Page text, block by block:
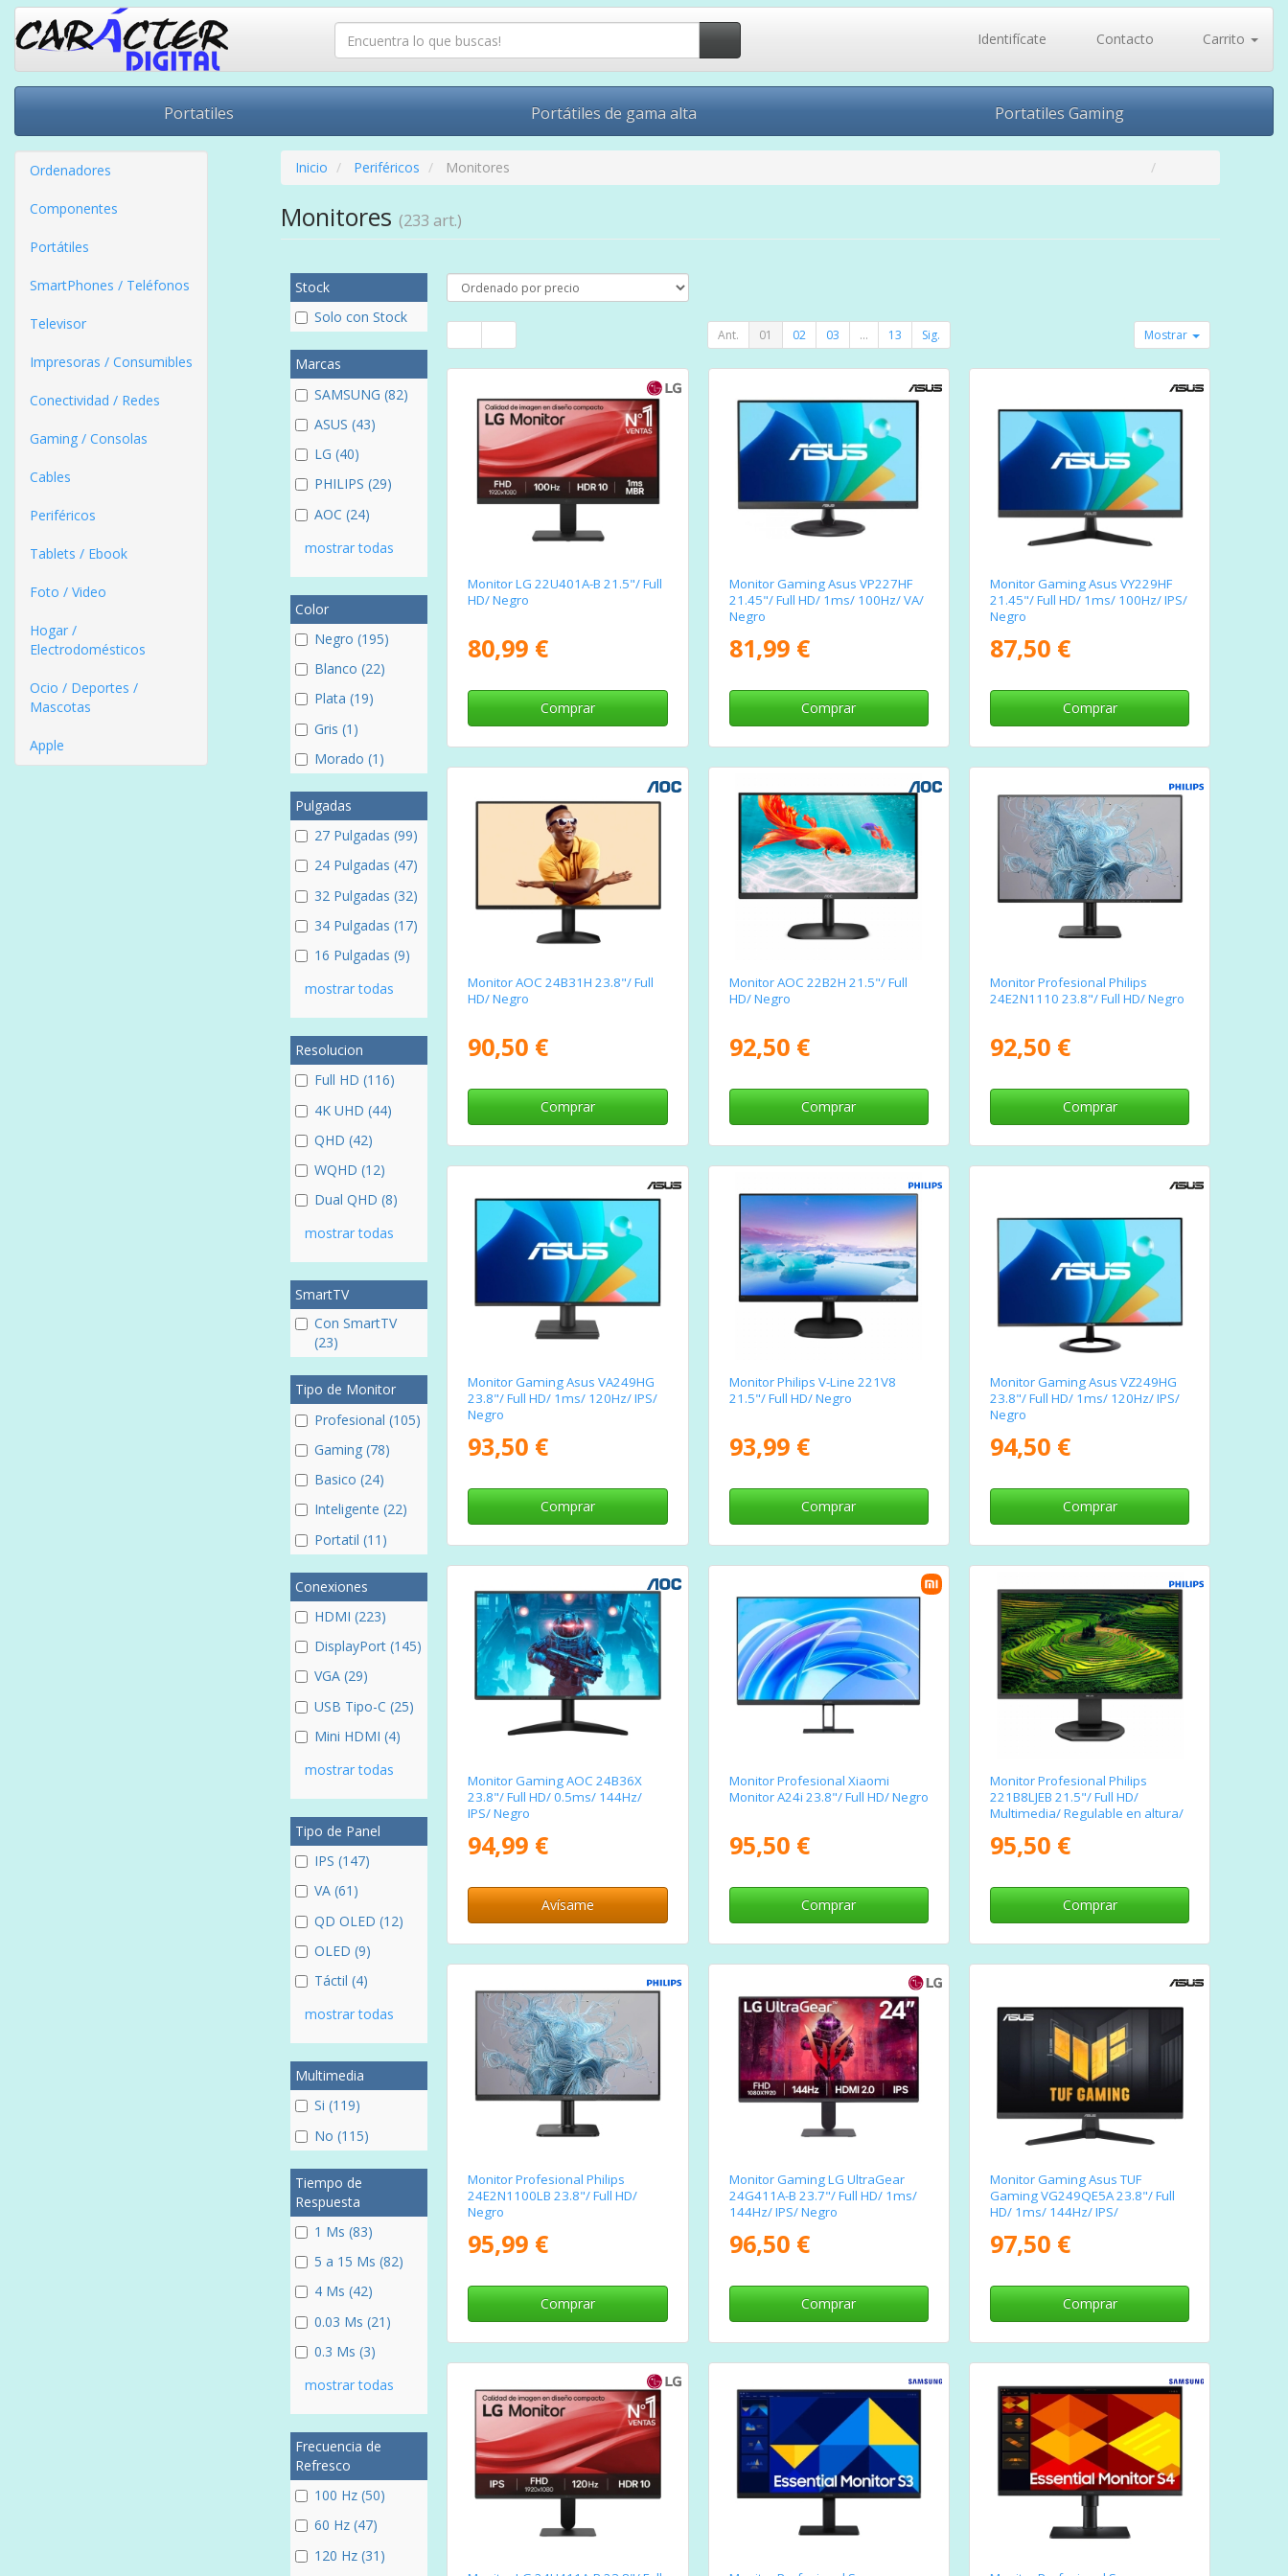
Identifícate Contacto Carrito
Portatiles Portátiles de gama alta Portatiles Gaming
Ordenadores
Componentes
Portátiles
SmartPhones / Teléfonos
Televisor
Impresoras / Consumibles
Conectividad / Redes
Gaming / Consolas
Cables
Periféricos
Tablets / Ebook
Foto / Video
Hogar /
Electrodomésticos
Ocio / Deportes /
Mascotas
Apple
Inicio Periféricos Monitores
Monitores (233 art.)
Stock
Solo con Stock
Marcas
SAMSUNG (82)
ASUS (43)
LG (40)
PHILIPS (29)
AOC (24)
mostrar todas
Color
Negro (195)
Blanco (22)
Plata (19)
Gris (1)
Morado (1)
Pulgadas
27 Pulgadas (99)
24 Pulgadas (47)
32 Pulgadas (32)
34 Pulgadas (17)
16 Pulgadas (9)
mostrar todas
Resolucion
Full HD (116)
4K UHD (44)
QHD (42)
WQHD (12)
Dual QHD (8)
mostrar todas
SmartTV
Con SmartTV
(23)
Tipo de Monitor
Profesional (105)
Gaming (78)
Basico (24)
Inteligente (22)
Portatil (11)
Conexiones
HDMI (223)
DisplayPort (145)
VGA (29)
USB Tipo-C (25)
Mini HDMI (4)
mostrar todas
Tipo de Panel
IPS (147)
VA (61)
QD OLED (12)
OLED (9)
Táctil (4)
mostrar todas
Multimedia
Si (119)
No (115)
Tiempo de
Respuesta
1 Ms (83)
5 a 15 Ms (82)
4 Ms (42)
0.03 Ms (21)
0.3 Ms (3)
mostrar todas
Frecuencia de
Refresco
100 Hz (50)
60 Hz (47)
120 Hz (31)
Ant. 01 02 03 ... 13 Sig. Mostrar
Monitor LG 22U401A-B 21.5"/ Full
HD/ Negro
80,99 €
Comprar
Monitor Gaming Asus VP227HF
21.45"/ Full HD/ 1ms/ 100Hz/ VA/
Negro
81,99 €
Comprar
Monitor Gaming Asus VY229HF
21.45"/ Full HD/ 1ms/ 100Hz/ IPS/
Negro
87,50 €
Comprar
Monitor AOC 24B31H 23.8"/ Full
HD/ Negro
90,50 €
Comprar
Monitor AOC 22B2H 21.5"/ Full
HD/ Negro
92,50 €
Comprar
Monitor Profesional Philips
24E2N1110 23.8"/ Full HD/ Negro
92,50 €
Comprar
Monitor Gaming Asus VA249HG
23.8"/ Full HD/ 1ms/ 120Hz/ IPS/
Negro
93,50 €
Comprar
Monitor Philips V-Line 221V8
21.5"/ Full HD/ Negro
93,99 €
Comprar
Monitor Gaming Asus VZ249HG
23.8"/ Full HD/ 1ms/ 120Hz/ IPS/
Negro
94,50 €
Comprar
Monitor Gaming AOC 24B36X
23.8"/ Full HD/ 0.5ms/ 144Hz/
IPS/ Negro
94,99 €
Avísame
Monitor Profesional Xiaomi
Monitor A24i 23.8"/ Full HD/ Negro
95,50 €
Comprar
Monitor Profesional Philips
221B8LJEB 21.5"/ Full HD/
Multimedia/ Regulable en altura/
95,50 €
Comprar
Monitor Profesional Philips
24E2N1100LB 23.8"/ Full HD/
Negro
95,99 €
Comprar
Monitor Gaming LG UltraGear
24G411A-B 23.7"/ Full HD/ 1ms/
144Hz/ IPS/ Negro
96,50 €
Comprar
Monitor Gaming Asus TUF
Gaming VG249QE5A 23.8"/ Full
HD/ 1ms/ 144Hz/ IPS/
97,50 €
Comprar